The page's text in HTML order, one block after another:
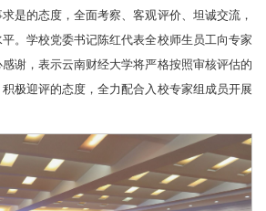
是的态度，全面考察、客观评价、坦诚交流，
。学校党委书记陈红代表全校师生员工向专家
谢，表示云南财经大学将严格按照审核评估的
极迎评的态度，全力配合入校专家组成员开展